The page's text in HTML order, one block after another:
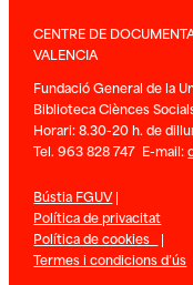
CENTRE DE
VALENCIA
Fundació General de la
Biblioteca Ciènces
Horari: 8.30-20 h. de
Tel. 963 828 747 E-mail:
Bústia FGUV|
Política de privacitat
Política de cookies |
Termes i condicions d’ús